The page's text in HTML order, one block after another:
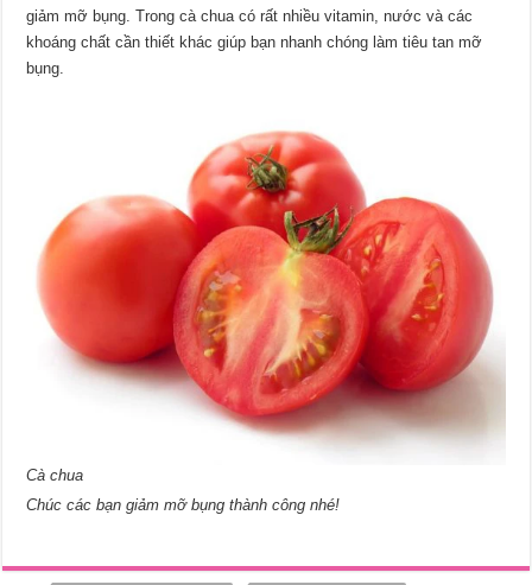
giảm mỡ bụng. Trong cà chua có rất nhiều vitamin, nước và các
khoáng chất cần thiết khác giúp bạn nhanh chóng làm tiêu tan mỡ
bụng.
Cà chua
Chúc các bạn giảm mỡ bụng thành công nhé!